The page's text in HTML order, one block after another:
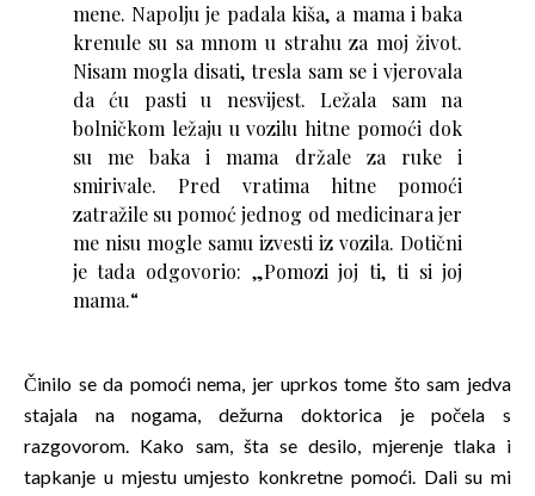
mene. Napolju je padala kiša, a mama i baka
krenule su sa mnom u strahu za moj život.
Nisam mogla disati, tresla sam se i vjerovala
da ću pasti u nesvijest. Ležala sam na
bolničkom ležaju u vozilu hitne pomoći dok
su me baka i mama držale za ruke i
smirivale. Pred vratima hitne pomoći
zatražile su pomoć jednog od medicinara jer
me nisu mogle samu izvesti iz vozila. Dotični
je tada odgovorio: „Pomozi joj ti, ti si joj
mama.“
Činilo se da pomoći nema, jer uprkos tome što sam jedva
stajala na nogama, dežurna doktorica je počela s
razgovorom. Kako sam, šta se desilo, mjerenje tlaka i
tapkanje u mjestu umjesto konkretne pomoći. Dali su mi